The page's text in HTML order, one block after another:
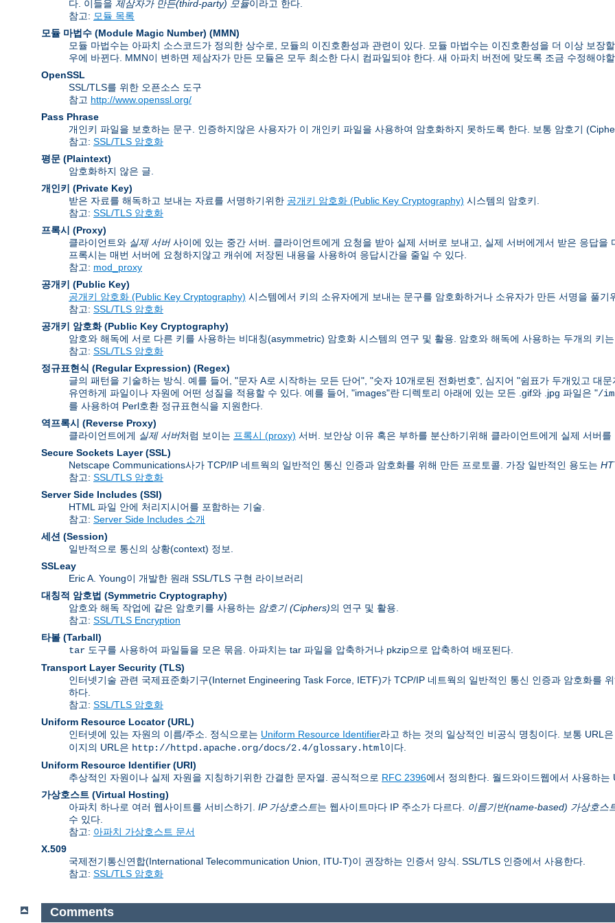
다. 이들을 제삼자가 만든(third-party) 모듈이라고 한다.
참고: 모듈 목록
모듈 마법수 (Module Magic Number) (MMN)
모듈 마법수는 아파치 소스코드가 정의한 상수로, 모듈의 이진호환성과 관련이 있다. 모듈 마법수는 이진호환성을 더 이상 보장
우에 바뀐다. MMN이 변하면 제삼자가 만든 모듈은 모두 최소한 다시 컴파일되야 한다. 새 아파치 버전에 맞도록 조금 수정해야
OpenSSL
SSL/TLS를 위한 오픈소스 도구
참고 http://www.openssl.org/
Pass Phrase
개인키 파일을 보호하는 문구. 인증하지않은 사용자가 이 개인키 파일을 사용하여 암호화하지 못하도록 한다. 보통 암호기
참고: SSL/TLS 암호화
평문 (Plaintext)
암호화하지 않은 글.
개인키 (Private Key)
받은 자료를 해독하고 보내는 자료를 서명하기위한 공개키 암호화 (Public Key Cryptography) 시스템의 암호키.
참고: SSL/TLS 암호화
프록시 (Proxy)
클라이언트와 실제 서버사이에 있는 중간 서버. 클라이언트에게 요청을 받아 실제 서버로 보내고, 실제 서버에게서 받은 응답
프록시는 매번 서버에 요청하지않고 캐쉬에 저장된 내용을 사용하여 응답시간을 줄일 수 있다.
참고: mod_proxy
공개키 (Public Key)
공개키 암호화 (Public Key Cryptography) 시스템에서 키의 소유자에게 보내는 문구를 암호화하거나 소유자가 만든 서명을 풀기
참고: SSL/TLS 암호화
공개키 암호화 (Public Key Cryptography)
암호와 해독에 서로 다른 키를 사용하는 비대칭(asymmetric) 암호화 시스템의 연구 및 활용. 암호와 해독에 사용하는 두개의 키
참고: SSL/TLS 암호화
정규표현식 (Regular Expression) (Regex)
글의 패턴을 기술하는 방식. 예를 들어, "문자 A로 시작하는 모든 단어", "숫자 10개로된 전화번호", 심지어 "쉼표가 두개있고 대
유연하게 파일이나 자원에 어떤 성질을 적용할 수 있다. 예를 들어, "images"란 디렉토리 아래에 있는 모든 .gif와 .jpg 파일은 "/
를 사용하여 Perl호환 정규표현식을 지원한다.
역프록시 (Reverse Proxy)
클라이언트에게 실제 서버처럼 보이는 프록시 (proxy) 서버. 보안상 이유 혹은 부하를 분산하기위해 클라이언트에게 실제 서버
Secure Sockets Layer (SSL)
Netscape Communications사가 TCP/IP 네트웍의 일반적인 통신 인증과 암호화를 위해 만든 프로토콜. 가장 일반적인 용도는
참고: SSL/TLS 암호화
Server Side Includes (SSI)
HTML 파일 안에 처리지시어를 포함하는 기술.
참고: Server Side Includes 소개
세션 (Session)
일반적으로 통신의 상황(context) 정보.
SSLeay
Eric A. Young이 개발한 원래 SSL/TLS 구현 라이브러리
대칭적 암호법 (Symmetric Cryptography)
암호와 해독 작업에 같은 암호키를 사용하는 암호기 (Ciphers)의 연구 및 활용.
참고: SSL/TLS Encryption
타볼 (Tarball)
tar 도구를 사용하여 파일들을 모은 묶음. 아파치는 tar 파일을 압축하거나 pkzip으로 압축하여 배포된다.
Transport Layer Security (TLS)
인터넷기술 관련 국제표준화기구(Internet Engineering Task Force, IETF)가 TCP/IP 네트웍의 일반적인 통신 인증과 암호화를
하다.
참고: SSL/TLS 암호화
Uniform Resource Locator (URL)
인터넷에 있는 자원의 이름/주소. 정식으로는 Uniform Resource Identifier라고 하는 것의 일상적인 비공식 명칭이다. 보통 URL
이지의 URL은 http://httpd.apache.org/docs/2.4/glossary.html이다.
Uniform Resource Identifier (URI)
추상적인 자원이나 실제 자원을 지칭하기위한 간결한 문자열. 공식적으로 RFC 2396에서 정의한다. 월드와이드웹에서 사용하
가상호스트 (Virtual Hosting)
아파치 하나로 여러 웹사이트를 서비스하기. IP 가상호스트는 웹사이트마다 IP 주소가 다르다.
이름기반(name-based) 가상호스
수 있다.
참고: 아파치 가상호스트 문서
X.509
국제전기통신연합(International Telecommunication Union, ITU-T)이 권장하는 인증서 양식. SSL/TLS 인증에서 사용한다.
참고: SSL/TLS 암호화
Comments